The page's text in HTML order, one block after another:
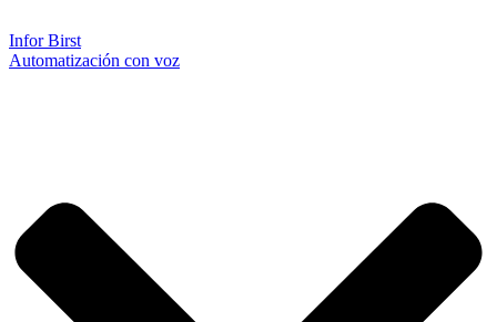
Infor Birst
Automatización con voz